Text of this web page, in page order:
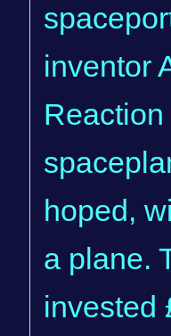
inventor
hoped,
a plane.
invested